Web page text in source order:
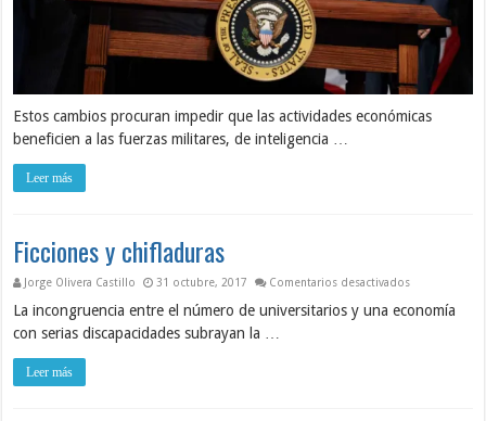
Estos cambios procuran impedir que las actividades económicas
beneficien a las fuerzas militares, de inteligencia …
Leer más
Ficciones y chifladuras
Jorge Olivera Castillo 31 octubre, 2017 Comentarios desactivadosen Ficciones
La incongruencia entre el número de universitarios y una economía
con serias discapacidades subrayan la …
Leer más